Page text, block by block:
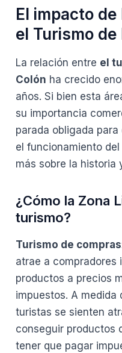
El impacto
el Turismo de
La relación entre el
Colón ha crecido
años. Si bien esta
su importancia
parada obligada
el funcionamiento
más sobre la historia
¿Cómo la Zona
turismo?
Turismo de compras
atrae a compradores
productos a precios
impuestos. A
turistas se sienten
conseguir productos
tener que pagar